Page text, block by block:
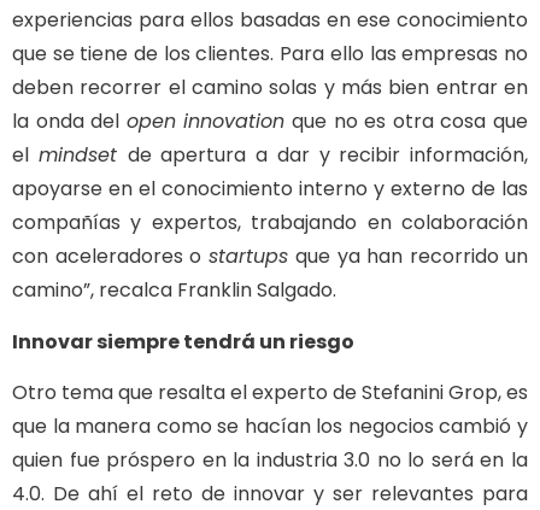
experiencias para ellos basadas en ese conocimiento
que se tiene de los clientes. Para ello las empresas no
deben recorrer el camino solas y más bien entrar en
la onda del open innovation que no es otra cosa que
el mindset de apertura a dar y recibir información,
apoyarse en el conocimiento interno y externo de las
compañías y expertos, trabajando en colaboración
con aceleradores o startups que ya han recorrido un
camino”, recalca Franklin Salgado.
Innovar siempre tendrá un riesgo
Otro tema que resalta el experto de Stefanini Grop, es
que la manera como se hacían los negocios cambió y
quien fue próspero en la industria 3.0 no lo será en la
4.0. De ahí el reto de innovar y ser relevantes para